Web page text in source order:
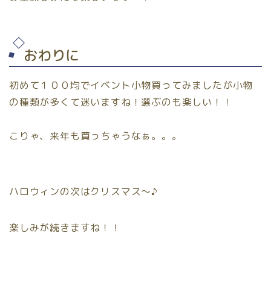
おわりに
初めて１００均でイベント小物買ってみましたが小物
の種類が多くて迷いますね！選ぶのも楽しい！！
こりゃ、来年も買っちゃうなぁ。。。
ハロウィンの次はクリスマス〜♪
楽しみが続きますね！！